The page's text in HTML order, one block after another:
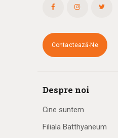
Contactează-Ne
Despre noi
Cine suntem
Filiala Batthyaneum